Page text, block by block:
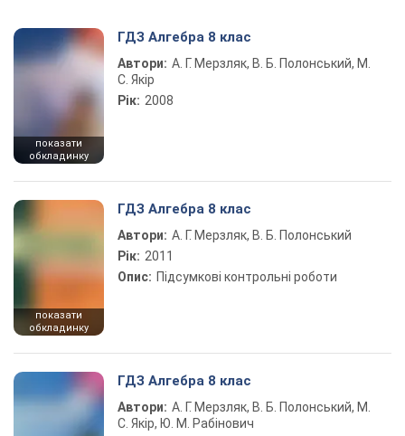
показати
обкладинку
ГДЗ Алгебра 8 клас
Автори: А. Г. Мерзляк, В. Б. Полонський, М.
С. Якір
Рік: 2008
показати
обкладинку
ГДЗ Алгебра 8 клас
Автори: А. Г. Мерзляк, В. Б. Полонський
Рік: 2011
Опис: Підсумкові контрольні роботи
ГДЗ Алгебра 8 клас
Автори: А. Г. Мерзляк, В. Б. Полонський, М.
С. Якір, Ю. М. Рабінович